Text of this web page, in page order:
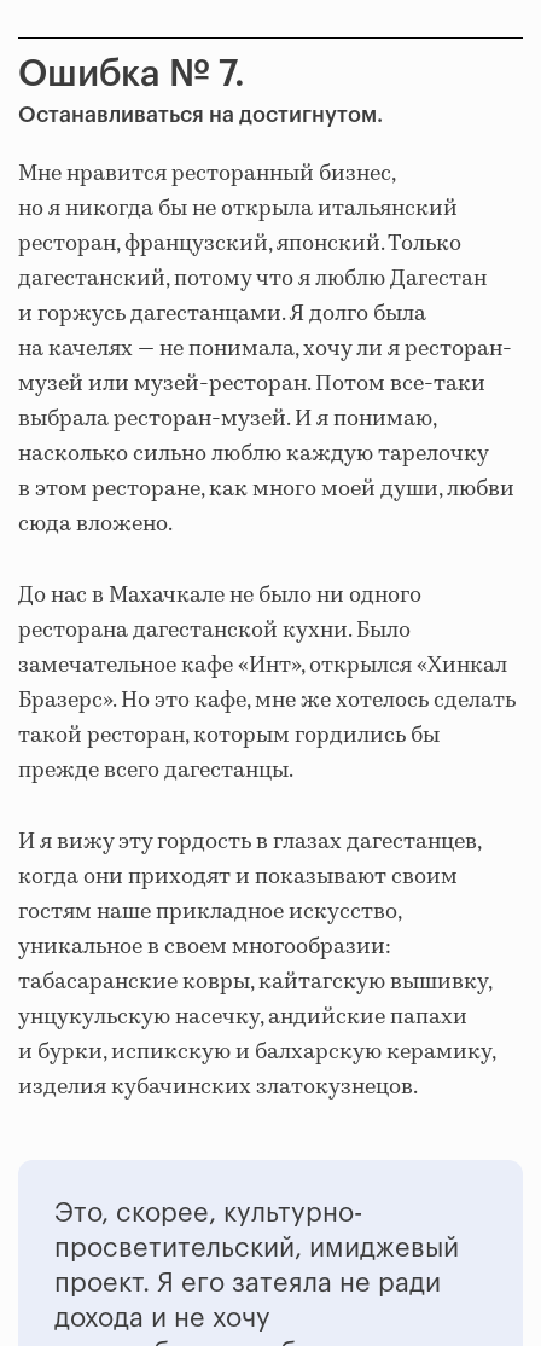
Ошибка № 7.
Останавливаться на достигнутом.
Мне нравится ресторанный бизнес,
но я никогда бы не открыла итальянский
ресторан, французский, японский. Только
дагестанский, потому что я люблю Дагестан
и горжусь дагестанцами. Я долго была
на качелях — не понимала, хочу ли я ресторан-
музей или музей-ресторан. Потом все-таки
выбрала ресторан-музей. И я понимаю,
насколько сильно люблю каждую тарелочку
в этом ресторане, как много моей души, любви
сюда вложено.
До нас в Махачкале не было ни одного
ресторана дагестанской кухни. Было
замечательное кафе «Инт», открылся «Хинкал
Бразерс». Но это кафе, мне же хотелось сделать
такой ресторан, которым гордились бы
прежде всего дагестанцы.
И я вижу эту гордость в глазах дагестанцев,
когда они приходят и показывают своим
гостям наше прикладное искусство,
уникальное в своем многообразии:
табасаранские ковры, кайтагскую вышивку,
унцукульскую насечку, андийские папахи
и бурки, испикскую и балхарскую керамику,
изделия кубачинских златокузнецов.
Это, скорее, культурно-
просветительский, имиджевый
проект. Я его затеяла не ради
дохода и не хочу